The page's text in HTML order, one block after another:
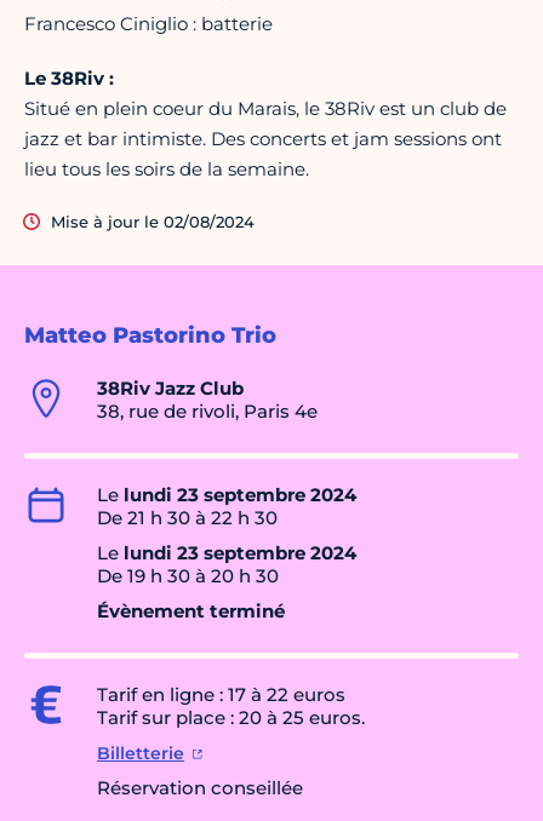
Matteo Pastorino Trio
38Riv Jazz Club
38, rue de rivoli, Paris 4e
Le lundi 23 septembre 2024
De 21 h 30 à 22 h 30
Le lundi 23 septembre 2024
De 19 h 30 à 20 h 30
Évènement terminé
Tarif en ligne : 17 à 22 euros
Tarif sur place : 20 à 25 euros.
Billetterie
Réservation conseillée
Francesco Ciniglio : batterie
Le 38Riv :
Situé en plein coeur du Marais, le 38Riv est un club de
jazz et bar intimiste. Des concerts et jam sessions ont
lieu tous les soirs de la semaine.
Mise à jour le 02/08/2024